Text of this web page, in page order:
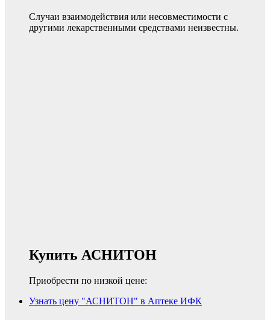
Случаи взаимодействия или несовместимости с
другими лекарственными средствами неизвестны.
Купить АСНИТОН
Приобрести по низкой цене:
Узнать цену "АСНИТОН" в Аптеке ИФК